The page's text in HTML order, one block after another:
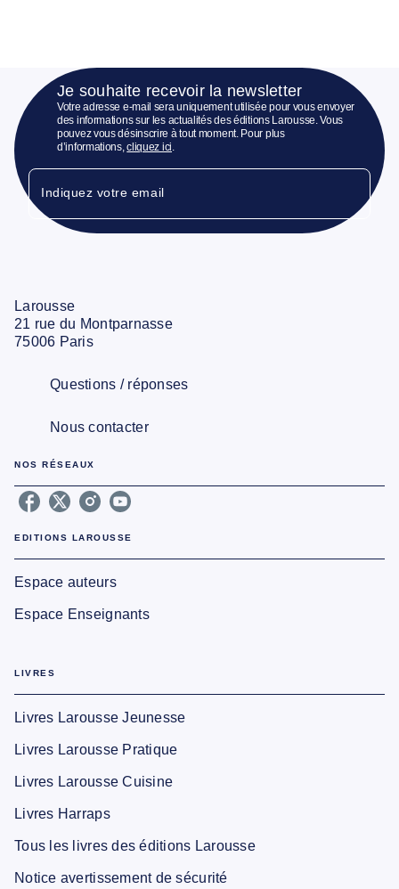
Je souhaite recevoir la newsletter
Votre adresse e-mail sera uniquement utilisée pour vous envoyer
des informations sur les actualités des éditions Larousse. Vous
pouvez vous désinscrire à tout moment. Pour plus
d’informations,cliquez ici.
Indiquez votre email
Larousse
21 rue du Montparnasse
75006 Paris
Questions / réponses
Nous contacter
NOS RÉSEAUX
EDITIONS LAROUSSE
Espace auteurs
Espace Enseignants
LIVRES
Livres Larousse Jeunesse
Livres Larousse Pratique
Livres Larousse Cuisine
Livres Harraps
Tous les livres des éditions Larousse
Notice avertissement de sécurité